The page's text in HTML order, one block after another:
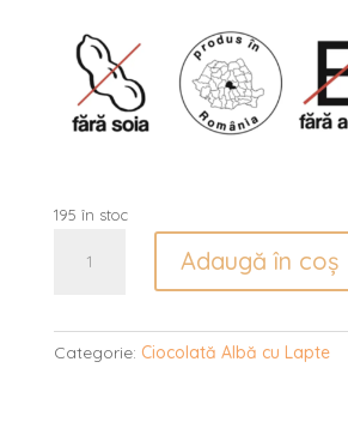
195 în stoc
Ciocolată
căpșuni
Adaugă în coș
Categorie: Ciocolată Albă cu Lapte